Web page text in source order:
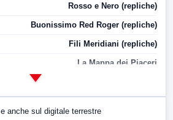
Rosso e Nero (repliche)
Buonissimo Red Roger (repliche)
Fili Meridiani (repliche)
La Mappa dei Piaceri
LabNews (replica)
e anche sul digitale terrestre